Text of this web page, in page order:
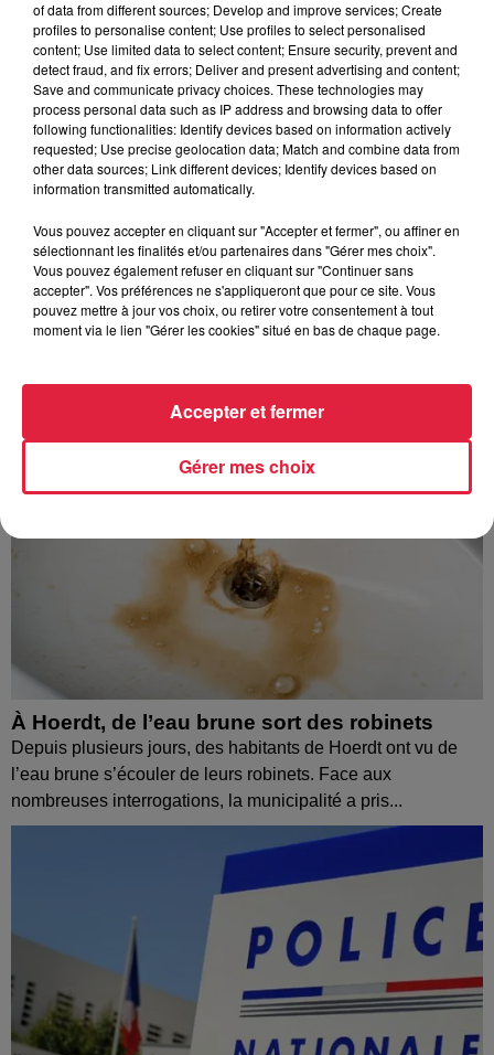
6 août 2026
Au zoo de Mulhouse : rencontre
avec les flamants rouges
À découvrir également
À Hoerdt, de l’eau brune sort des robinets
Depuis plusieurs jours, des habitants de Hoerdt ont vu de
l’eau brune s’écouler de leurs robinets. Face aux
nombreuses interrogations, la municipalité a pris...
of data from different sources; Develop and improve services; Create
profiles to personalise content; Use profiles to select personalised
content; Use limited data to select content; Ensure security, prevent and
detect fraud, and fix errors; Deliver and present advertising and content;
Save and communicate privacy choices. These technologies may
process personal data such as IP address and browsing data to offer
following functionalities: Identify devices based on information actively
requested; Use precise geolocation data; Match and combine data from
other data sources; Link different devices; Identify devices based on
information transmitted automatically.
Vous pouvez accepter en cliquant sur "Accepter et fermer", ou affiner en
sélectionnant les finalités et/ou partenaires dans "Gérer mes choix".
Vous pouvez également refuser en cliquant sur "Continuer sans
accepter". Vos préférences ne s'appliqueront que pour ce site. Vous
pouvez mettre à jour vos choix, ou retirer votre consentement à tout
moment via le lien "Gérer les cookies" situé en bas de chaque page.
Gérer mes choix
Accepter et fermer